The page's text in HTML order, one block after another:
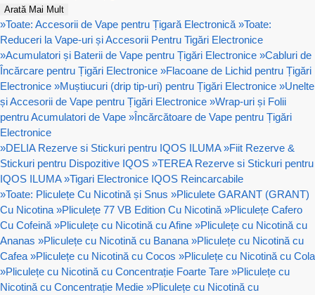
Arată Mai Mult
»Toate: Accesorii de Vape pentru Țigară Electronică »Toate:
Reduceri la Vape-uri și Accesorii Pentru Tigări Electronice
»Acumulatori și Baterii de Vape pentru Țigări Electronice »Cabluri de
Încărcare pentru Țigări Electronice »Flacoane de Lichid pentru Țigări
Electronice »Muștiucuri (drip tip-uri) pentru Țigări Electronice »Unelte
și Accesorii de Vape pentru Țigări Electronice »Wrap-uri și Folii
pentru Acumulatori de Vape »Încărcătoare de Vape pentru Țigări
Electronice
»DELIA Rezerve si Stickuri pentru IQOS ILUMA »Fiit Rezerve &
Stickuri pentru Dispozitive IQOS »TEREA Rezerve si Stickuri pentru
IQOS ILUMA »Tigari Electronice IQOS Reincarcabile
»Toate: Pliculețe Cu Nicotină și Snus »Pliculete GARANT (GRANT)
Cu Nicotina »Pliculețe 77 VB Edition Cu Nicotină »Pliculețe Cafero
Cu Cofeină »Pliculețe cu Nicotină cu Afine »Pliculețe cu Nicotină cu
Ananas »Pliculețe cu Nicotină cu Banana »Pliculețe cu Nicotină cu
Cafea »Pliculețe cu Nicotină cu Cocos »Pliculețe cu Nicotină cu Cola
»Pliculețe cu Nicotină cu Concentrație Foarte Tare »Pliculețe cu
Nicotină cu Concentrație Medie »Pliculețe cu Nicotină cu